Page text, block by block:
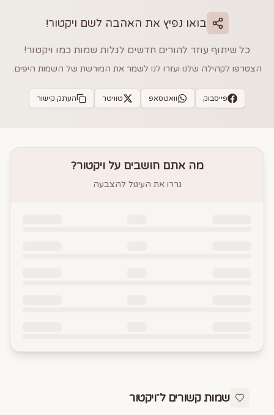
בואו נפיץ את האהבה לשם ויקטור!
כל שיתוף עוזר להורים חדשים לגלות שמות כמו ויקטור!
הצטרפו לקהילה שלנו ועזרו לנו לשמר את המורשת של השמות היפים.
פייסבוק וואטסאפ טוויטר העתק קישור
מה אתם חושבים עלויקטור?
גררו את העיגול להצבעה
שמות קשורים ל־ויקטור